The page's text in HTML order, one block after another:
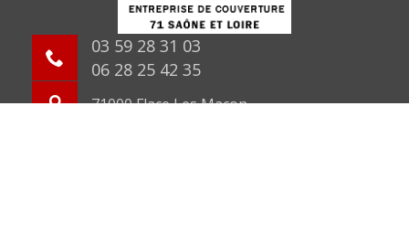
03 59 28 31 03
06 28 25 42 35
71000 Flace Les Macon